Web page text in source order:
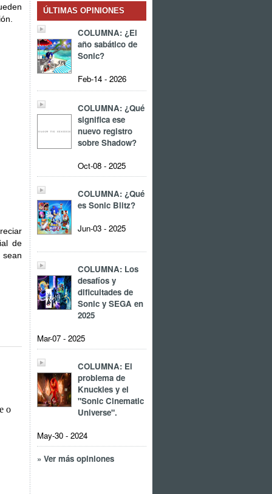
de
ÚLTIMAS OPINIONES
COLUMNA: ¿El
año sabático de
Sonic?
Feb-14 - 2026
COLUMNA: ¿Qué
significa ese
nuevo registro
sobre Shadow?
Oct-08 - 2025
COLUMNA: ¿Qué
es Sonic Blitz?
Jun-03 - 2025
COLUMNA: Los
desafíos y
dificultades de
Sonic y SEGA en
2025
Mar-07 - 2025
COLUMNA: El
problema de
Knuckles y el
"Sonic Cinematic
Universe".
May-30 - 2024
» Ver más opiniones